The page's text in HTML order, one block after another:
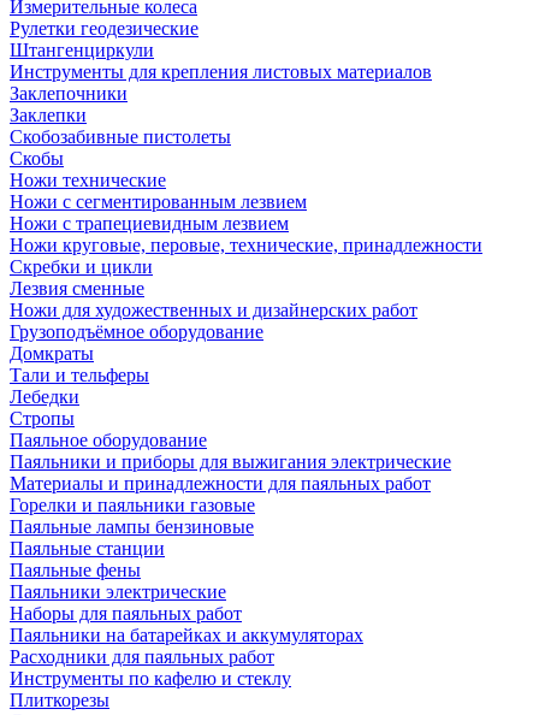
Измерительные колеса
Рулетки геодезические
Штангенциркули
Инструменты для крепления листовых материалов
Заклепочники
Заклепки
Скобозабивные пистолеты
Скобы
Ножи технические
Ножи с сегментированным лезвием
Ножи с трапециевидным лезвием
Ножи круговые, перовые, технические, принадлежности
Скребки и цикли
Лезвия сменные
Ножи для художественных и дизайнерских работ
Грузоподъёмное оборудование
Домкраты
Тали и тельферы
Лебедки
Стропы
Паяльное оборудование
Паяльники и приборы для выжигания электрические
Материалы и принадлежности для паяльных работ
Горелки и паяльники газовые
Паяльные лампы бензиновые
Паяльные станции
Паяльные фены
Паяльники электрические
Наборы для паяльных работ
Паяльники на батарейках и аккумуляторах
Расходники для паяльных работ
Инструменты по кафелю и стеклу
Плиткорезы